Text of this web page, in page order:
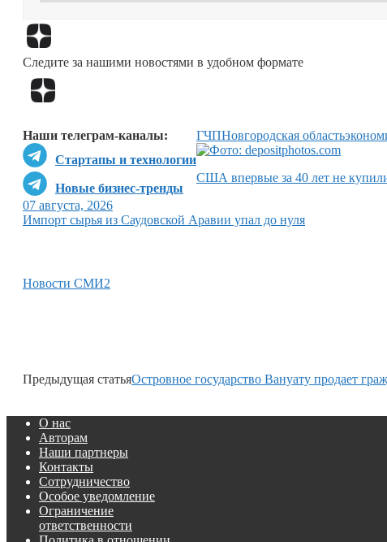
Следите за нашими новостями в удобном формате
Наши телеграм-каналы:
Стартапы и технологии
Новые бизнес-тренды
ГЧПНовгородская область
США впервые за 40 лет не
07 августа, 2026
Импорт сырья из Саудовской Аравии упал до нуля
Новости СМИ2
Предыдущая статьяОстровное государство Вануату продает
О нас
Авторам
Наши партнеры
Контакты
Сотрудничество
Особое уведомление
Ограничение
ответственности